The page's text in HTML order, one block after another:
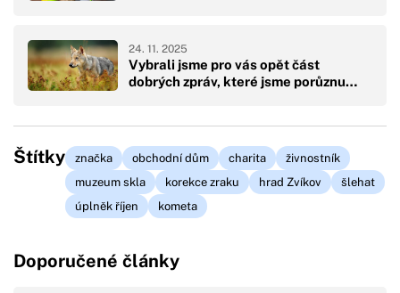
Vybrali jsme pro vás opět část
dobrých zpráv, které jsme porůznu…
24. 11. 2025
Štítky značka obchodní dům charita
živnostník
muzeum skla
korekce zraku hrad Zvíkov
šlehat
úplněk říjen
kometa
Doporučené články